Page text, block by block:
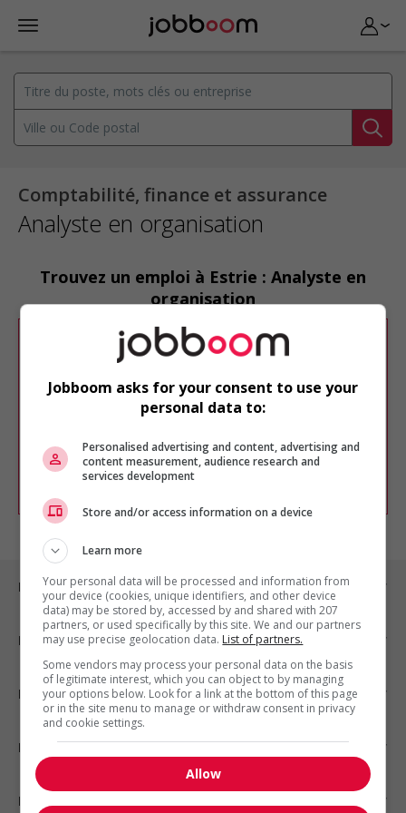
Comptabilité, finance et assurance
Analyste en organisation
Trouvez un emploi à Estrie : Analyste en
organisation
Désolé, cette recherche n'a produit aucun
résultat.
Veuillez faire une nouvelle recherche.
Vous pouvez en tout temps utiliser nos
chercher un poste selon votre profil
d'intérêt en emploi en vousinscrivant
comme membre Jobboom.
Emplois par ville
Emplois par secteur
Emplois par statut
Emplois par type
Nos suggestions
Jobboom asks for your consent to use your
personal data to:
Personalised advertising and content, advertising and
content measurement, audience research and
services development
Store and/or access information on a device
Learn more
Your personal data will be processed and information from
your device (cookies, unique identifiers, and other device
data) may be stored by, accessed by and shared with 207
partners, or used specifically by this site. We and our partners
may use precise geolocation data. List of partners.
Some vendors may process your personal data on the basis
of legitimate interest, which you can object to by managing
your options below. Look for a link at the bottom of this page
or in the site menu to manage or withdraw consent in privacy
and cookie settings.
Allow